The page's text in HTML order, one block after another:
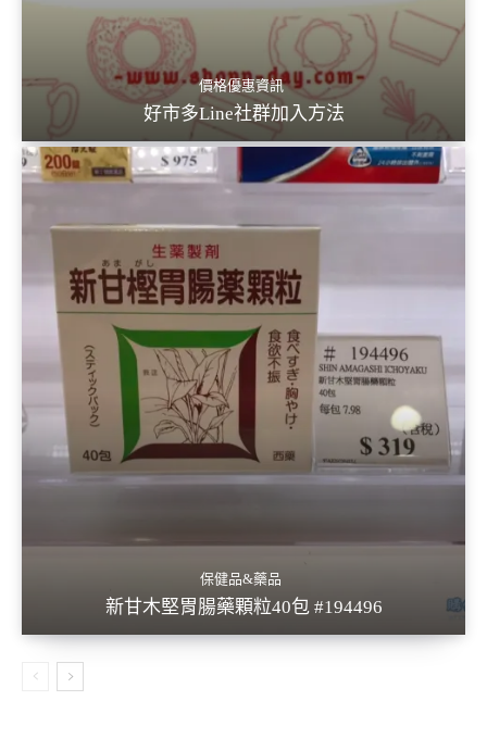
價格優惠資訊
好市多Line社群加入方法
保健品&藥品
新甘木堅胃腸藥顆粒40包 #194496